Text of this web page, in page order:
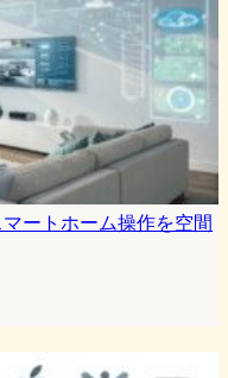
ートホーム操作を空間